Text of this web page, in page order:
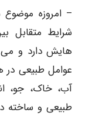
– امروزه
شرایط متقابل
هایش دارد و
عوامل طبیعی در
آب، خاک، جو،
طبیعی و ساخته